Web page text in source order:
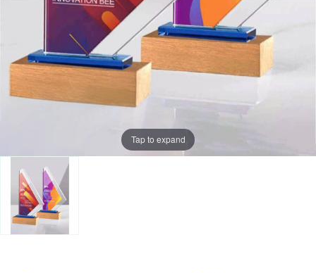
Tap to expand